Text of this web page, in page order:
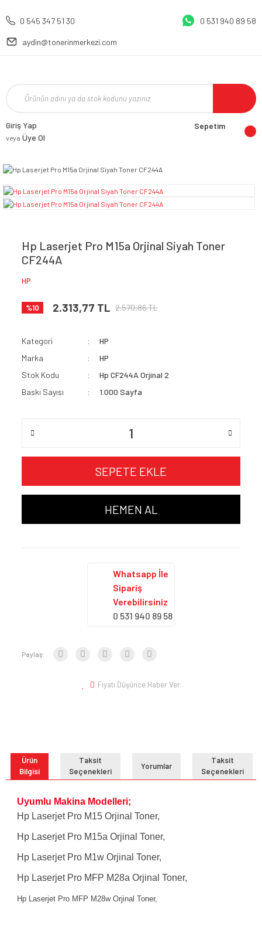
0 545 347 51 30 0 531 940 89 58
aydin@tonerinmerkezi.com
Giriş Yap
veya Üye Ol
Sepetim
Hp Laserjet Pro M15a Orjinal Siyah Toner
CF244A
HP
%10 2.313,77 TL 2.570,86 TL
Kategori
HP
Marka
HP
Stok Kodu
Hp CF244A Orjinal 2
Baskı Sayısı
1.000 Sayfa
SEPETE EKLE
HEMEN AL
Whatsapp İle
Sipariş
Verebilirsiniz
0 531 940 89 58
Paylaş:
Fiyatı Düşünce Haber Ver
Ürün
Bilgisi
Taksit
Seçenekleri
Yorumlar
Taksit
Seçenekleri
Uyumlu Makina Modelleri;
Hp Laserjet Pro M15 Orjinal Toner,
Hp Laserjet Pro M15a Orjinal Toner,
Hp Laserjet Pro M1w Orjinal Toner,
Hp Laserjet Pro MFP M28a Orjinal Toner,
Hp Laserjet Pro MFP M28w Orjinal Toner,